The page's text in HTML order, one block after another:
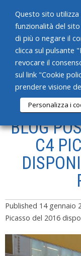
HOME
CHI SIAMO
SERVIZI
PRODOTTI
NEWS
BLOG
C4
Published 14 gennaio
Picasso del 2016
Questo sito
funzionalità del
di più o negare il
clicca sul pulsante
revocare il
sul link "Cookie
prendere visione
Personalizza i